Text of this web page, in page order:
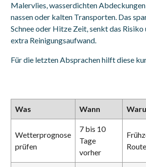
Malervlies, wasserdichten
nassen oder kalten Transporten. Das
Schnee oder Hitze Zeit, senkt das
extra Reinigungsaufwand.
Für die letzten Absprachen hilft diese
Was Wann
Wetterprognose
prüfen
7 bis 10
Tage
vorher